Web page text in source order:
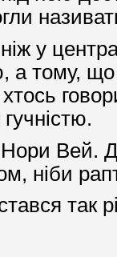
у
а тому,
Вей.
ніби
так